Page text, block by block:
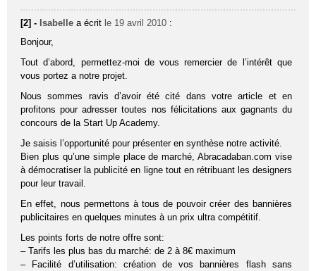
[2] - Isabelle a écrit le 19 avril 2010 :
Bonjour,
Tout d’abord, permettez-moi de vous remercier de l’intérêt que
vous portez a notre projet.
Nous sommes ravis d’avoir été cité dans votre article et en
profitons pour adresser toutes nos félicitations aux gagnants du
concours de la Start Up Academy.
Je saisis l’opportunité pour présenter en synthèse notre activité.
Bien plus qu’une simple place de marché, Abracadaban.com vise
à démocratiser la publicité en ligne tout en rétribuant les designers
pour leur travail.
En effet, nous permettons à tous de pouvoir créer des bannières
publicitaires en quelques minutes à un prix ultra compétitif.
Les points forts de notre offre sont:
– Tarifs les plus bas du marché: de 2 à 8€ maximum
– Facilité d’utilisation: création de vos bannières flash sans